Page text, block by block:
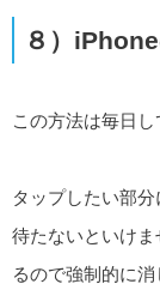
８）
この方法は毎日し
タップしたい部
待たないといけ
るので強制的に消